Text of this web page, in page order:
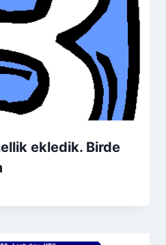
ekledik. Birde